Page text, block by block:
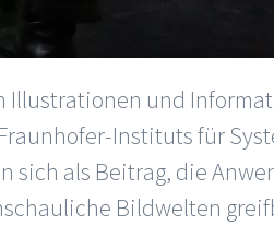
Illustrationen und
Instituts für
sich als Beitrag, die
Bildwelten